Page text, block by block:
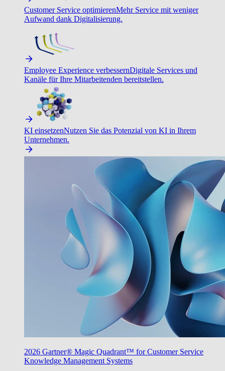
Customer Service optimierenMehr Service mit weniger
Aufwand dank Digitalisierung.
Employee Experience verbessernDigitale Services und
Kanäle für Ihre Mitarbeitenden bereitstellen.
KI einsetzenNutzen Sie das Potenzial von KI in Ihrem
Unternehmen.
2026 Gartner® Magic Quadrant™ for Customer Service
Knowledge Management Systems